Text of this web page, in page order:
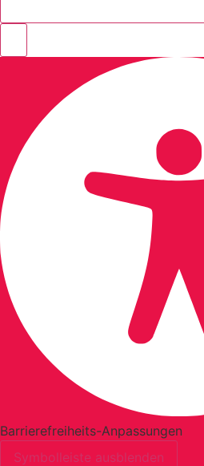
Barrierefreiheits-Anpassungen
Symbolleiste ausblenden